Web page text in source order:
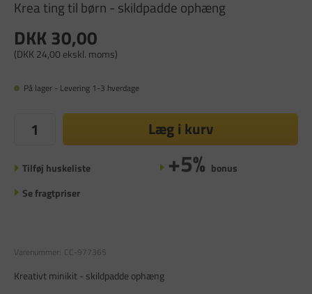
Krea ting til børn - skildpadde ophæng
DKK 30,00
(DKK 24,00 ekskl. moms)
På lager - Levering 1-3 hverdage
Læg i kurv
Tilføj huskeliste +5% bonus
Se fragtpriser
Varenummer: CC-977365
Kreativt minikit - skildpadde ophæng